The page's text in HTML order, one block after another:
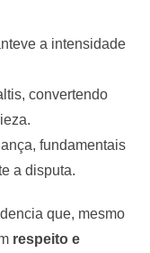
a intensidade
convertendo
fundamentais
a disputa.
que, mesmo
respeito e